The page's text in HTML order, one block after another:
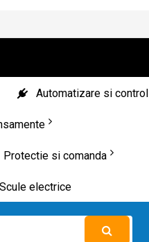
Automatizare si control
Protectie si comanda
Scule electrice